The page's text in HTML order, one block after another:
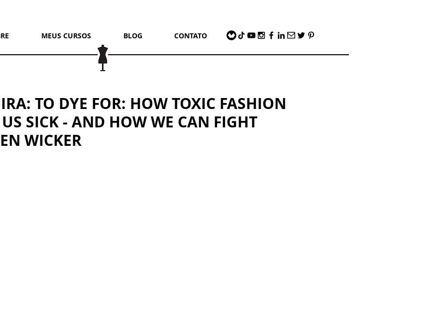
MEUS CURSOS BLOG CONTATO
TO DYE FOR: HOW TOXIC FASHION
SICK - AND HOW WE CAN FIGHT
WICKER